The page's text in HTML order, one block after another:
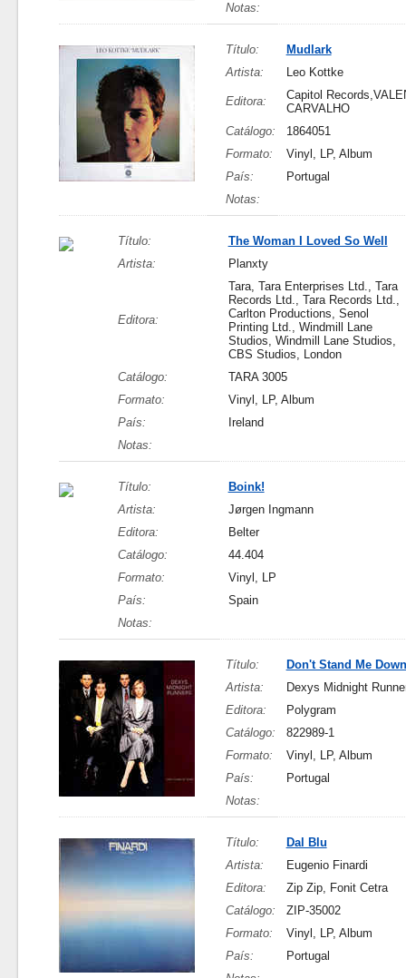
Notas:
Título:
Mudlark
Artista:
Leo Kottke
Editora:
Capitol
CARVALHO
Catálogo:
1864051
Formato:
Vinyl, LP, Album
País:
Portugal
Notas:
Título:
The Woman I Loved So Well
Artista:
Planxty
Editora:
Tara, Tara Enterprises Ltd., Tara
Records Ltd., Tara Records Ltd.,
Carlton Productions, Senol
Printing Ltd., Windmill Lane
Studios, Windmill Lane Studios,
CBS Studios, London
Catálogo:
TARA 3005
Formato:
Vinyl, LP, Album
País:
Ireland
Notas:
Título:
Boink!
Artista:
Jørgen Ingmann
Editora:
Belter
Catálogo:
44.404
Formato:
Vinyl, LP
País:
Spain
Notas:
Título:
Don't Stand Me Down
Artista:
Dexys Midnight
Editora:
Polygram
Catálogo:
822989-1
Formato:
Vinyl, LP, Album
País:
Portugal
Notas:
Título:
Dal Blu
Artista:
Eugenio Finardi
Editora:
Zip Zip, Fonit Cetra
Catálogo:
ZIP-35002
Formato:
Vinyl, LP, Album
País:
Portugal